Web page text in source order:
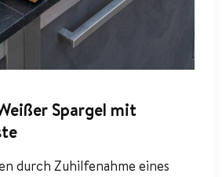
Spargel mit
durch Zuhilfenahme eines